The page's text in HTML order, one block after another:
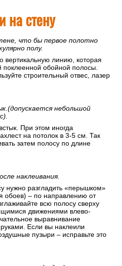
на стену
что бы первое полотно
полу.
вертикальную линию, которая
поклеенной обойной полосы.
строительный отвес, лазер
небольшой
При этом иногда
на потолок в 3-5 см. Так
затем полосу по длине
наклеивания.
нужно разгладить «перышком»
обоев) – по направлению от
всю полосу сверху
движениями влево-
выравнивание
Если вы наклеили
пузыри – исправьте это